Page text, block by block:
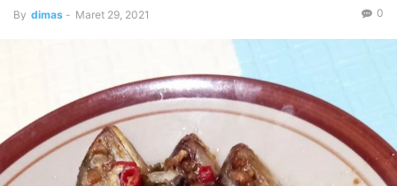
By dimas - Maret 29, 2021 0